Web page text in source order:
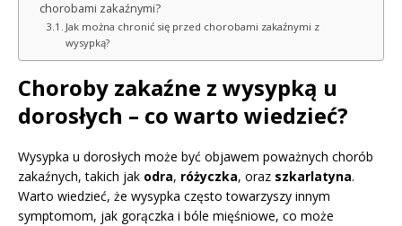
chorobami zakaźnymi?
Jak można chronić się przed chorobami zakaźnymi z
wysypką?
Choroby zakaźne z wysypką u
dorosłych – co warto wiedzieć?
Wysypka u dorosłych może być objawem poważnych chorób
zakaźnych, takich jak odra, różyczka, oraz szkarlatyna.
Warto wiedzieć, że wysypka często towarzyszy innym
symptomom, jak gorączka i bóle mięśniowe, co może